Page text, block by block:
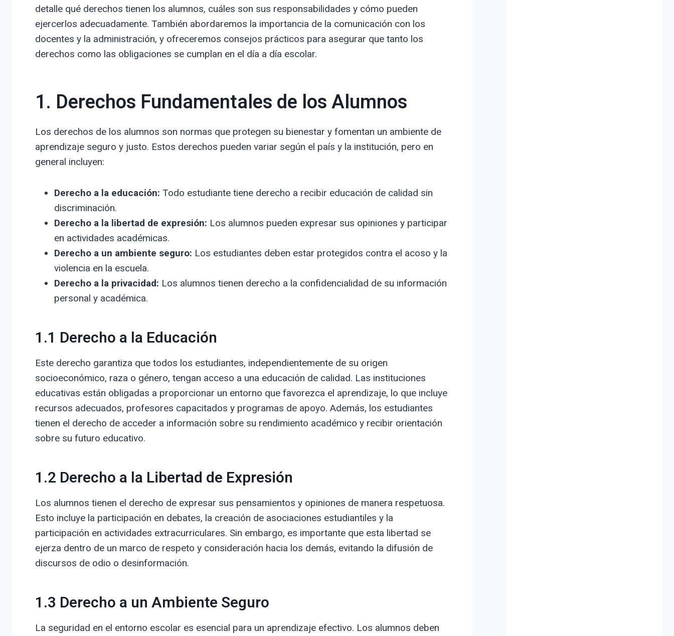
detalle qué derechos tienen los alumnos, cuáles son sus responsabilidades y cómo pueden
ejercerlos adecuadamente. También abordaremos la importancia de la comunicación con los
docentes y la administración, y ofreceremos consejos prácticos para asegurar que tanto los
derechos como las obligaciones se cumplan en el día a día escolar.
1. Derechos Fundamentales de los Alumnos
Los derechos de los alumnos son normas que protegen su bienestar y fomentan un ambiente de
aprendizaje seguro y justo. Estos derechos pueden variar según el país y la institución, pero en
general incluyen:
Derecho a la educación: Todo estudiante tiene derecho a recibir educación de calidad sin
discriminación.
Derecho a la libertad de expresión: Los alumnos pueden expresar sus opiniones y participar
en actividades académicas.
Derecho a un ambiente seguro: Los estudiantes deben estar protegidos contra el acoso y la
violencia en la escuela.
Derecho a la privacidad: Los alumnos tienen derecho a la confidencialidad de su información
personal y académica.
1.1 Derecho a la Educación
Este derecho garantiza que todos los estudiantes, independientemente de su origen
socioeconómico, raza o género, tengan acceso a una educación de calidad. Las instituciones
educativas están obligadas a proporcionar un entorno que favorezca el aprendizaje, lo que incluye
recursos adecuados, profesores capacitados y programas de apoyo. Además, los estudiantes
tienen el derecho de acceder a información sobre su rendimiento académico y recibir orientación
sobre su futuro educativo.
1.2 Derecho a la Libertad de Expresión
Los alumnos tienen el derecho de expresar sus pensamientos y opiniones de manera respetuosa.
Esto incluye la participación en debates, la creación de asociaciones estudiantiles y la
participación en actividades extracurriculares. Sin embargo, es importante que esta libertad se
ejerza dentro de un marco de respeto y consideración hacia los demás, evitando la difusión de
discursos de odio o desinformación.
1.3 Derecho a un Ambiente Seguro
La seguridad en el entorno escolar es esencial para un aprendizaje efectivo. Los alumnos deben